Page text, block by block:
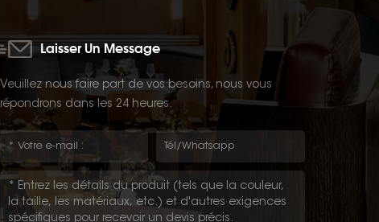
Laisser Un Message
Veuillez nous faire part de vos besoins, nous vous
répondrons dans les 24 heures.